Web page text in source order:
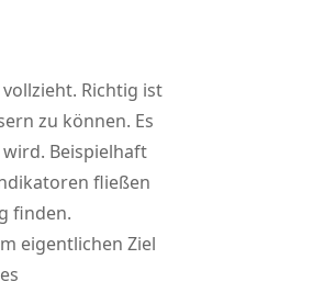
Richtig ist
zu können. Es
Beispielhaft
fließen
finden.
eigentlichen Ziel